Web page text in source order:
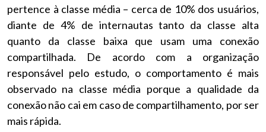
pertence à classe média – cerca de 10% dos usuários,
diante de 4% de internautas tanto da classe alta
quanto da classe baixa que usam uma conexão
compartilhada. De acordo com a organização
responsável pelo estudo, o comportamento é mais
observado na classe média porque a qualidade da
conexão não cai em caso de compartilhamento, por ser
mais rápida.